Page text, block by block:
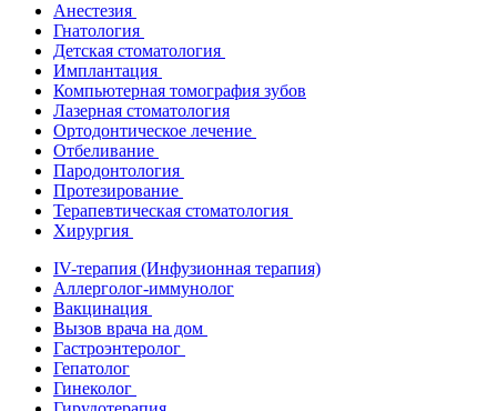
Анестезия
Гнатология
Детская стоматология
Имплантация
Компьютерная томография зубов
Лазерная стоматология
Ортодонтическое лечение
Отбеливание
Пародонтология
Протезирование
Терапевтическая стоматология
Хирургия
IV-терапия (Инфузионная терапия)
Аллерголог-иммунолог
Вакцинация
Вызов врача на дом
Гастроэнтеролог
Гепатолог
Гинеколог